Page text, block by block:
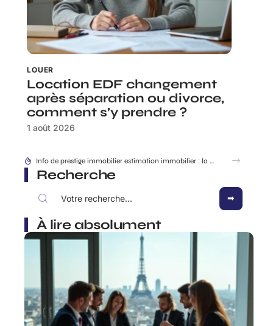
LOUER
Location EDF changement
après séparation ou divorce,
comment s’y prendre ?
1 août 2026
Info de prestige immobilier estimation immobilier : la méthode des vrais biens d’exception
Recherche
À lire absolument